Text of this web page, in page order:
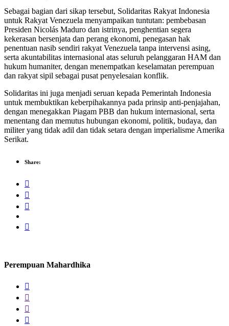
Sebagai bagian dari sikap tersebut, Solidaritas Rakyat Indonesia
untuk Rakyat Venezuela menyampaikan tuntutan: pembebasan
Presiden Nicolás Maduro dan istrinya, penghentian segera
kekerasan bersenjata dan perang ekonomi, penegasan hak
penentuan nasib sendiri rakyat Venezuela tanpa intervensi asing,
serta akuntabilitas internasional atas seluruh pelanggaran HAM dan
hukum humaniter, dengan menempatkan keselamatan perempuan
dan rakyat sipil sebagai pusat penyelesaian konflik.
Solidaritas ini juga menjadi seruan kepada Pemerintah Indonesia
untuk membuktikan keberpihakannya pada prinsip anti-penjajahan,
dengan menegakkan Piagam PBB dan hukum internasional, serta
menentang dan memutus hubungan ekonomi, politik, budaya, dan
militer yang tidak adil dan tidak setara dengan imperialisme Amerika
Serikat.
Share:
Perempuan Mahardhika